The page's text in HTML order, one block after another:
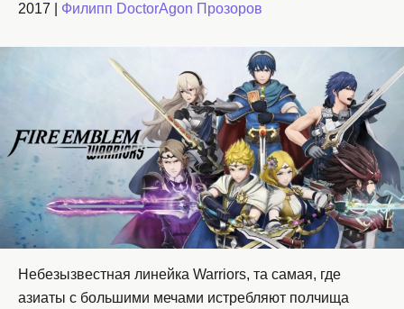
2017
Филипп DoctorAgon Прозоров
Небезызвестная линейка Warriors, та самая, где
азиаты с большими мечами истребляют полчища